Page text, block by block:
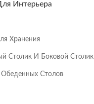
Интерьера
Хранения
Столик И Боковой Столик
Столов